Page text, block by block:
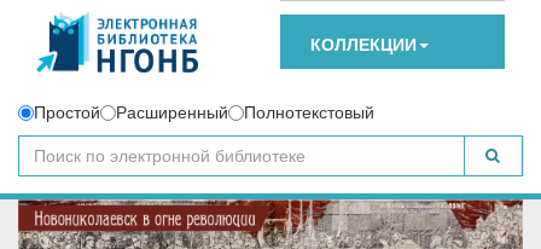
КОЛЛЕКЦИИ
Простой Расширенный Полнотекстовый